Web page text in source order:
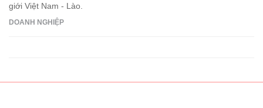
giới Việt Nam - Lào.
DOANH NGHIỆP